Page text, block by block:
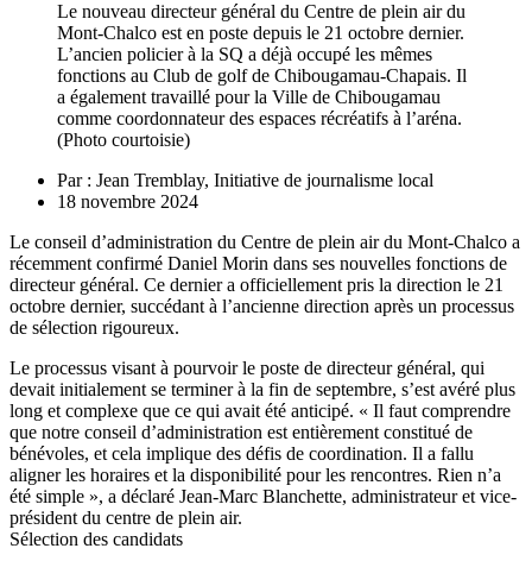
Le nouveau directeur général du Centre de plein air du
Mont-Chalco est en poste depuis le 21 octobre dernier.
L’ancien policier à la SQ a déjà occupé les mêmes
fonctions au Club de golf de Chibougamau-Chapais. Il
a également travaillé pour la Ville de Chibougamau
comme coordonnateur des espaces récréatifs à l’aréna.
(Photo courtoisie)
Par : Jean Tremblay, Initiative de journalisme local
18 novembre 2024
Le conseil d’administration du Centre de plein air du Mont-Chalco a
récemment confirmé Daniel Morin dans ses nouvelles fonctions de
directeur général. Ce dernier a officiellement pris la direction le 21
octobre dernier, succédant à l’ancienne direction après un processus
de sélection rigoureux.
Le processus visant à pourvoir le poste de directeur général, qui
devait initialement se terminer à la fin de septembre, s’est avéré plus
long et complexe que ce qui avait été anticipé. « Il faut comprendre
que notre conseil d’administration est entièrement constitué de
bénévoles, et cela implique des défis de coordination. Il a fallu
aligner les horaires et la disponibilité pour les rencontres. Rien n’a
été simple », a déclaré Jean-Marc Blanchette, administrateur et vice-
président du centre de plein air.
Sélection des candidats